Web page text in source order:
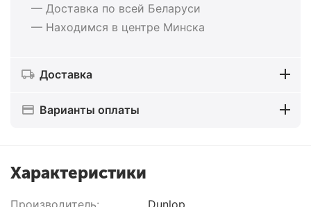
— Доставка по всей Беларуси
— Находимся в центре Минска
Доставка
Варианты оплаты
Характеристики
Производитель: Dunlop